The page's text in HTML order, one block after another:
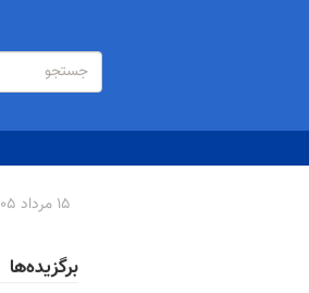
فرم
جستجو
۱۵ مرداد ۱۴۰۵ :: ۶ اوت ۲۰۲۶ :: ۲۳ صفر ۱۴۴۸
برگزیده‌ها